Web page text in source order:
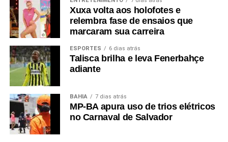
Xuxa volta aos holofotes e
relembra fase de ensaios que
marcaram sua carreira
ESPORTES 6 dias atrás
Talisca brilha e leva Fenerbahçe
adiante
BAHIA 7 dias atrás
MP-BA apura uso de trios elétricos
no Carnaval de Salvador